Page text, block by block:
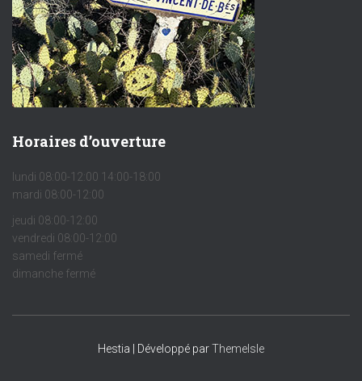
Horaires d’ouverture
lundi 08:00-12:00 14:00-18:00
mardi 08:00-12:00
jeudi 08:00-12:00
vendredi 08:00-12:00
samedi fermé
dimanche fermé
Hestia | Développé parThemeIsle